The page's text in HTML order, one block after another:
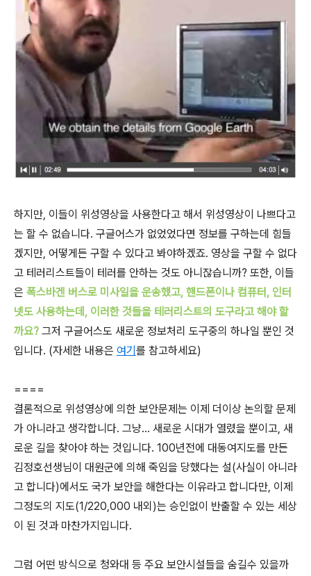
하지만, 이들이 위성영상을 사용한다고 해서 위성영상이 나쁘다고
는 할 수 없습니다. 구글어스가 없었었다면 정보를 구하는데 힘들
겠지만, 어떻게든 구할 수 있다고 봐야하겠죠. 영상을 구할 수 없다
고 테러리스트들이 테러를 안하는 것도 아니잖습니까? 또한, 이들
은 폭스바겐 버스로 미사일을 운송했고, 핸드폰이나 컴퓨터, 인터
넷도 사용하는데, 이러한 것들을 테러리스트의 도구라고 해야 할
까요? 그저 구글어스도 새로운 정보처리 도구중의 하나일 뿐인 것
입니다. (자세한 내용은 여기를 참고하세요)
====
결론적으로 위성영상에 의한 보안문제는 이제 더이상 논의할 문제
가 아니라고 생각합니다. 그냥... 새로운 시대가 열렸을 뿐이고, 새
로운 길을 찾아야 하는 것입니다. 100년전에 대동여지도를 만든
김정호선생님이 대원군에 의해 죽임을 당했다는 설(사실이 아니라
고 합니다)에서도 국가 보안을 해한다는 이유라고 합니다만, 이제
그정도의 지도(1/220,000 내외)는 승인없이 반출할 수 있는 세상
이 된 것과 마찬가지입니다.
그럼 어떤 방식으로 청와대 등 주요 보안시설들을 숨길수 있을까